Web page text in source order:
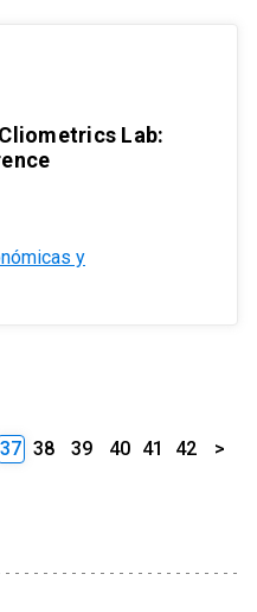
Lab:
y
37 38 39 40 41 42 >